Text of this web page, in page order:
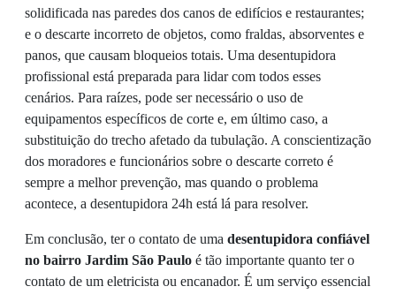
solidificada nas paredes dos canos de edifícios e restaurantes;
e o descarte incorreto de objetos, como fraldas, absorventes e
panos, que causam bloqueios totais. Uma desentupidora
profissional está preparada para lidar com todos esses
cenários. Para raízes, pode ser necessário o uso de
equipamentos específicos de corte e, em último caso, a
substituição do trecho afetado da tubulação. A conscientização
dos moradores e funcionários sobre o descarte correto é
sempre a melhor prevenção, mas quando o problema
acontece, a desentupidora 24h está lá para resolver.
Em conclusão, ter o contato de uma desentupidora confiável
no bairro Jardim São Paulo é tão importante quanto ter o
contato de um eletricista ou encanador. É um serviço essencial